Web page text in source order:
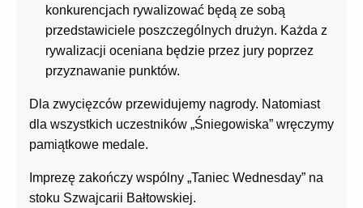
konkurencjach rywalizować będą ze sobą
przedstawiciele poszczególnych drużyn. Każda z
rywalizacji oceniana będzie przez jury poprzez
przyznawanie punktów.
Dla zwycięzców przewidujemy nagrody. Natomiast
dla wszystkich uczestników „Śniegowiska” wręczymy
pamiątkowe medale.
Imprezę zakończy wspólny „Taniec Wednesday” na
stoku Szwajcarii Bałtowskiej.